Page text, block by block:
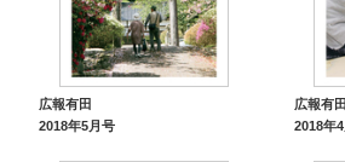
広報有田
2018年5月号
広報有田
2018年